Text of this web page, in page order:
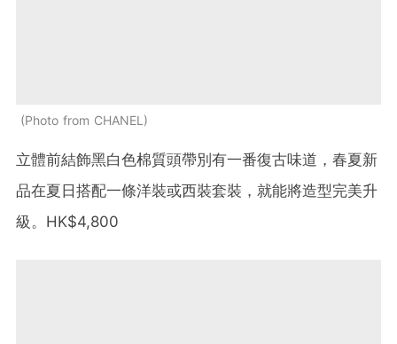
Photo from CHANEL
立體前結飾黑白色棉質頭帶別有一番復古味道，春夏新
品在夏日搭配一條洋裝或西裝套裝，就能將造型完美升
級。HK$4,800